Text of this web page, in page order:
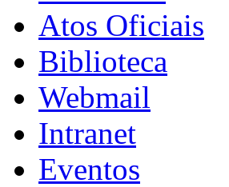
Atos Oficiais
Biblioteca
Webmail
Intranet
Eventos